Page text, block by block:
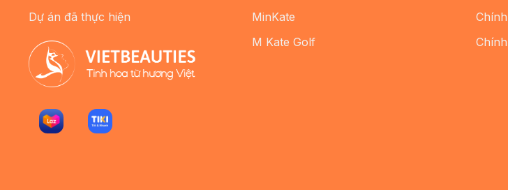
Dự án đã thực hiện
MinKate
M Kate Golf